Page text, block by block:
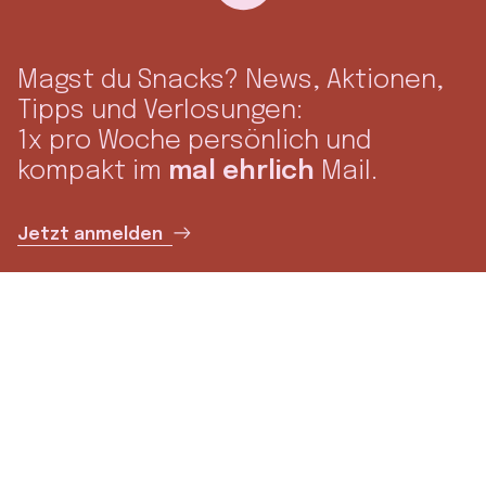
Magst du Snacks? News, Aktionen,
Tipps und Verlosungen:
1x pro Woche persönlich und
kompakt im mal ehrlich Mail.
Jetzt anmelden